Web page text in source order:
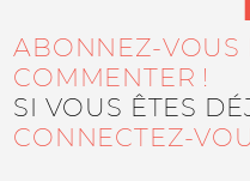
ABONNEZ-VOUS
COMMENTER !
SI VOUS ÊTES
CONNECTEZ-